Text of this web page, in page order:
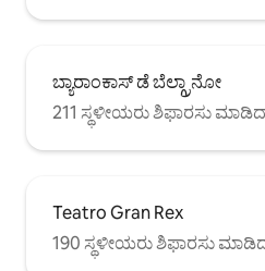
ಬ್ಯಾರಾಂಕಾಸ್ ಡೆ ಬೆಲ್ಗ್ರಾನೋ
211 ಸ್ಥಳೀಯರು ಶಿಫಾರಸು
Teatro Gran Rex
190 ಸ್ಥಳೀಯರು ಶಿಫಾರಸು